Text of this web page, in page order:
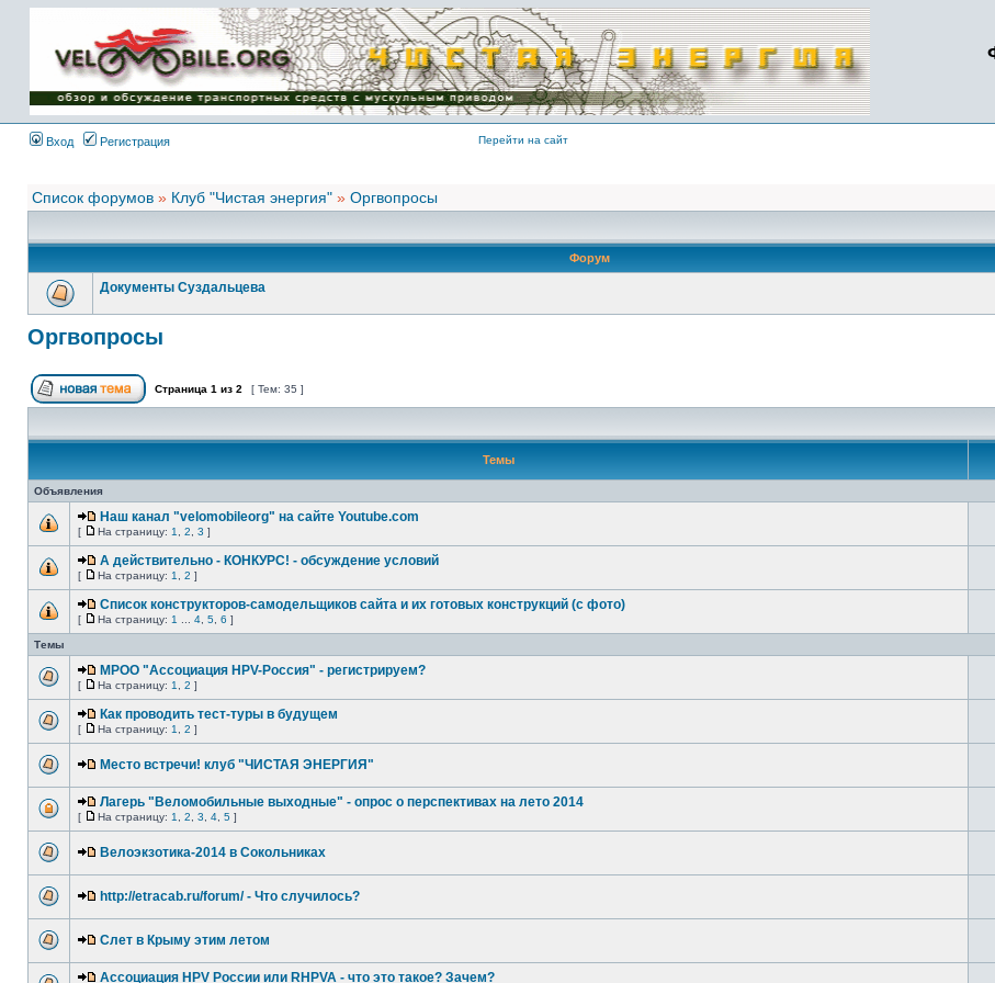
Имя пользователя:
Пароль:
{ LOG_ME_IN_SHORT
}
Вход Регистрация Перейти на сайт
Список форумов » Клуб "Чистая энергия" » Оргвопросы
Форум
Документы Суздальцева
Оргвопросы
Страница 1 из 2 [ Тем: 35 ]
Темы
Объявления
Наш канал "velomobileorg" на сайте Youtube.com
[ На страницу: 1 2 3 ]
А действительно - КОНКУРС! - обсуждение условий
[ На страницу: 1 2 ]
Список конструкторов-самодельщиков сайта и их готовых конструкций (с фото)
[ На страницу: 1 4 5 6 ]
Темы
МРОО "Ассоциация HPV-Россия" - регистрируем?
[ На страницу: 1 2 ]
Как проводить тест-туры в будущем
[ На страницу: 1 2 ]
Место встречи! клуб "ЧИСТАЯ ЭНЕРГИЯ"
Лагерь "Веломобильные выходные" - опрос о перспективах на лето 2014
[ На страницу: 1 2 3 4 5 ]
Велоэкзотика-2014 в Сокольниках
http://etracab.ru/forum/ - Что случилось?
Слет в Крыму этим летом
Ассоциация HPV России или RHPVA - что это такое? Зачем?